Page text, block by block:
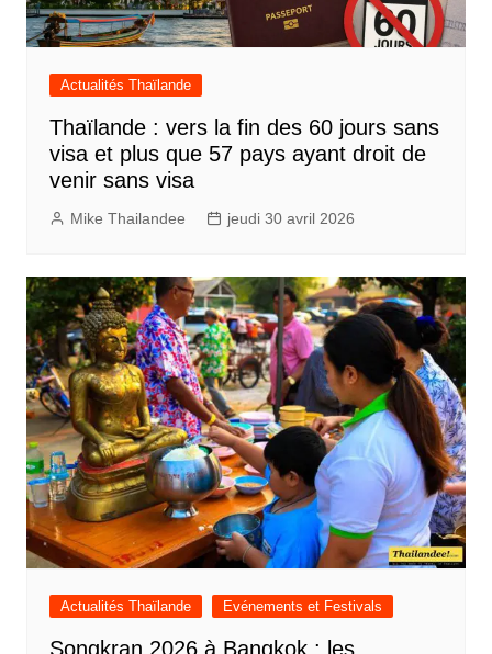
Actualités Thaïlande
Thaïlande : vers la fin des 60 jours sans
visa et plus que 57 pays ayant droit de
venir sans visa
Mike Thailandee jeudi 30 avril 2026
Actualités Thaïlande Evénements et Festivals
Songkran 2026 à Bangkok : les